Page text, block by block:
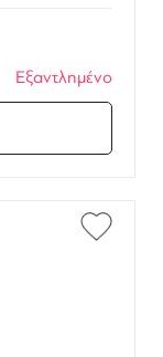
Εξαντλημένο